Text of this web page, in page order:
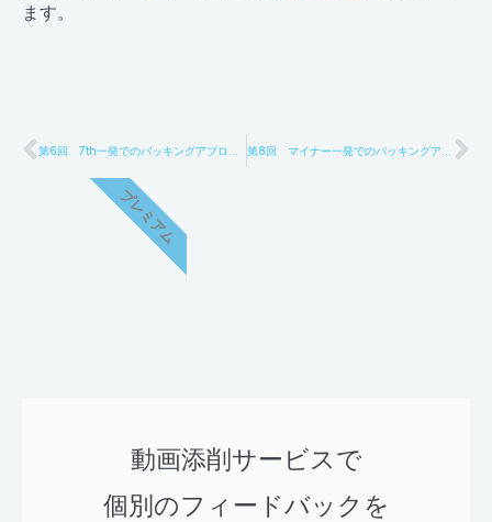
ます。
Prev
動画添削サービスで
個別のフィードバックを
プレミアム